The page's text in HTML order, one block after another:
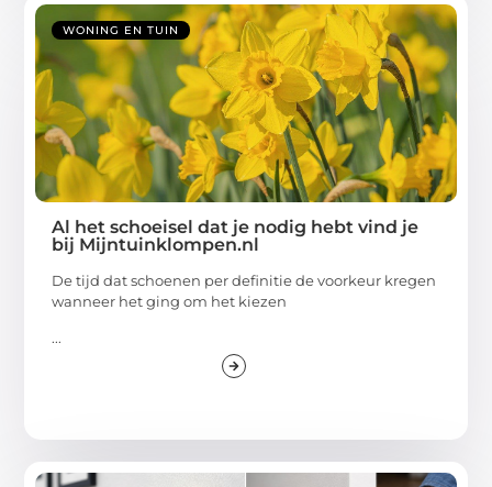
WONING EN TUIN
Al het schoeisel dat je nodig hebt vind je
bij Mijntuinklompen.nl
De tijd dat schoenen per definitie de voorkeur kregen
wanneer het ging om het kiezen
...